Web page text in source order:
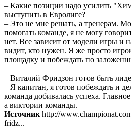
– Какие позиции надо усилить
выступить в Евролиге?
– Это не мне решать, а тренерам.
помогать команде, я не могу
нет. Все зависит от модели игры и
видит, кто нужен. Я же просто
площадку и побеждать по
– Виталий Фридзон готов быть
– Я капитан, я готов побеждать и
команда добивалась успеха.
а виктории команды.
Источник http://
fridz...